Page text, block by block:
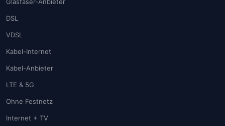
DSL
VDSL
Kabel-Internet
Kabel-Anbieter
LTE & 5G
Ohne Festnetz
Internet + TV